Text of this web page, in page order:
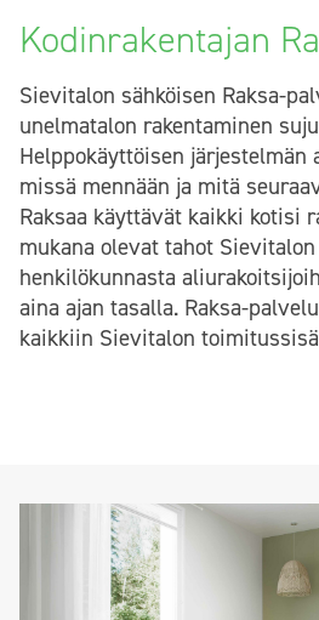
Kodinrakentajan
Sievitalon sähköisen Raksa-
unelmatalon rakentaminen
Helppokäyttöisen järjestelmän
missä mennään ja mitä
Raksaa käyttävät kaikki kotisi
mukana olevat tahot
henkilökunnasta
aina ajan tasalla. Raksa-
kaikkiin Sievitalon